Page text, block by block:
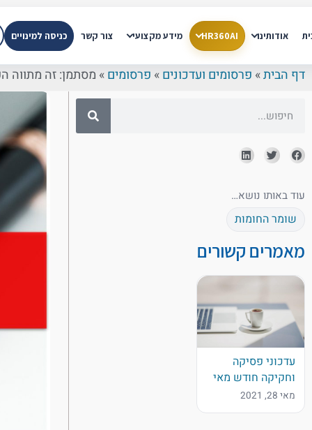
אודותינו HR360AI מידע מקצועי צור קשר כניסה למינויים
דף הבית» פרסומים ועדכונים» פרסומים» מסתמן: זה מתווה
עוד באותו נושא…
שומר החומות
מאמרים קשורים
עדכוני פסיקה
וחקיקה חודש מאי
מאי 28, 2021